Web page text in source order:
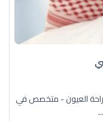
العيون - متخصص في